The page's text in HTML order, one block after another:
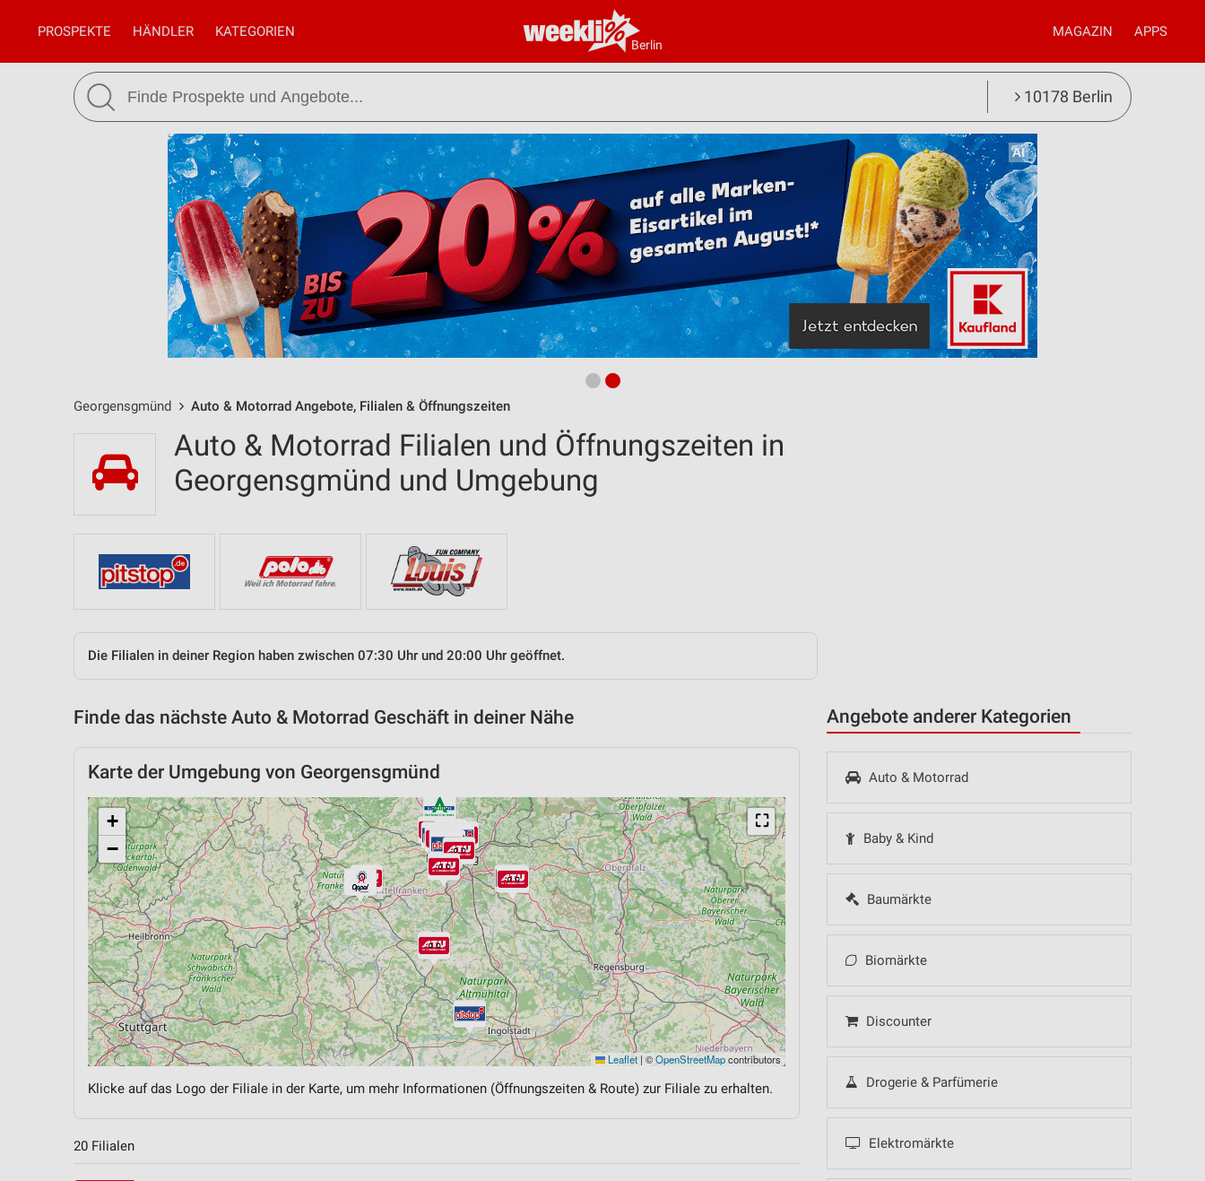
Berlin
PROSPEKTE HÄNDLER KATEGORIEN MAGAZIN APPS
10178 Berlin
Georgensgmünd Auto & Motorrad Angebote, Filialen & Öffnungszeiten
Angebote anderer Kategorien
Auto & Motorrad
Baby & Kind
Baumärkte
Biomärkte
Discounter
Drogerie & Parfümerie
Elektromärkte
Auto & Motorrad Filialen und Öffnungszeiten in
Georgensgmünd und Umgebung
Die Filialen in deiner Region haben zwischen 07:30 Uhr und 20:00 Uhr geöffnet.
Finde das nächste Auto & Motorrad Geschäft in deiner Nähe
Karte der Umgebung von Georgensgmünd
⛶
+
−
Leaflet | ©OpenStreetMapcontributors
Klicke auf das Logo der Filiale in der Karte, um mehr Informationen (Öffnungszeiten & Route) zur Filiale zu erhalten.
20 Filialen